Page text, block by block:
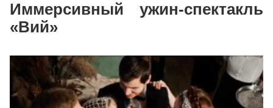
Иммерсивный ужин-спектакль
«Вий»